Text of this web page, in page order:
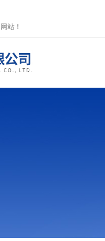
站！